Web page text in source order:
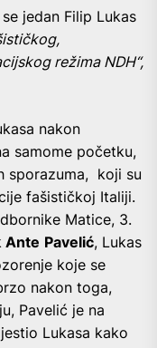
jedan Filip Lukas
režima NDH“,
nakon
samome početku,
sporazuma, koji su
fašističkoj Italiji.
Matice, 3.
Ante Pavelić, Lukas
koje se
nakon toga,
Pavelić je na
Lukasa kako